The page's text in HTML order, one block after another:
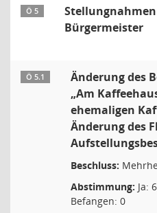
Ö 5
Bürgermeister
Ö 5.1
Änderung des
„Am
ehemaligen
Änderung des
Beschluss:
Abstimmung: Ja:
Befangen: 0